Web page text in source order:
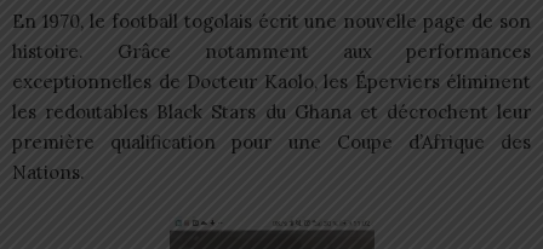
En 1970, le football togolais écrit une nouvelle page de son
histoire. Grâce notamment aux performances
exceptionnelles de Docteur Kaolo, les Éperviers éliminent
les redoutables Black Stars du Ghana et décrochent leur
première qualification pour une Coupe d’Afrique des
Nations.